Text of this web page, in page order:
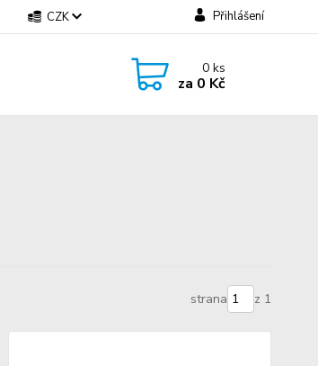
CZK Přihlášení
0ks
za 0 Kč
strana z 1